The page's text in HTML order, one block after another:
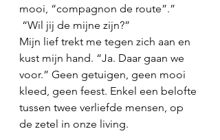
mooi, “compagnon de route”.”
“Wil jij de mijne zijn?”
Mijn lief trekt me tegen zich aan en
kust mijn hand. “Ja. Daar gaan we
voor.” Geen getuigen, geen mooi
kleed, geen feest. Enkel een belofte
tussen twee verliefde mensen, op
de zetel in onze living.